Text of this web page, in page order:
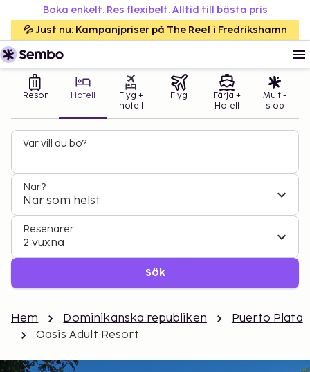
Boka enkelt. Res flexibelt. Alltid till bästa pris
💦 Just nu: Kampanjpriser på The Reef i Fredrikshamn
Resor Hotell
Flyg +
hotell
Flyg
Färja +
Hotell
Multi-
stop
Var vill du bo?
När?
När som helst
Resenärer
2 vuxna
Sök
Hem Dominikanska republiken
Puerto Plata
Oasis Adult Resort